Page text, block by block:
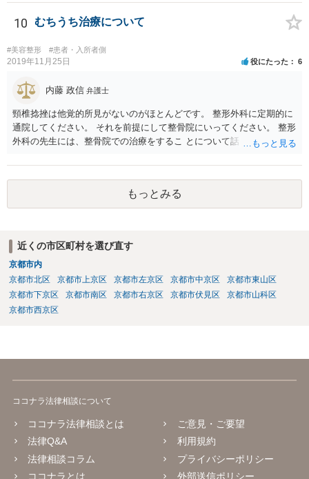
で しょう。
10 むちうち治療について
#美容整形 #患者・入所者側
2019年11月25日 役にたった 6
内藤 政信 弁護士
頸椎捻挫は他覚的所見がないのがほとんどです。 整形外科に定期的に
通院してください。 それを前提にして整骨院にいってください。 整形
外科の先生には、整骨院での治療をするこ とについて話し、OKをも
もっとみる
近くの市区町村を選び直す
京都市内
京都市北区
京都市上京区 京都市左京区 京都市中京区
京都市東山区
京都市下京区
京都市南区 京都市右京区 京都市伏見区
京都市山科区
京都市西京区
ココナラ法律相談について
ココナラ法律相談とは
法律Q&A
法律相談コラム
ココナラとは
ご意見・ご要望
利用規約
プライバシーポリシー
外部送信ポリシー